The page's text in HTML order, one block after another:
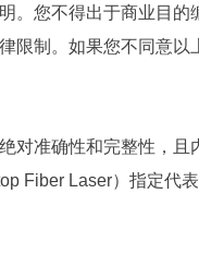
您不得出于商业目
制。如果您不同意以
准确性和完整性，
Fiber Laser）指定代表